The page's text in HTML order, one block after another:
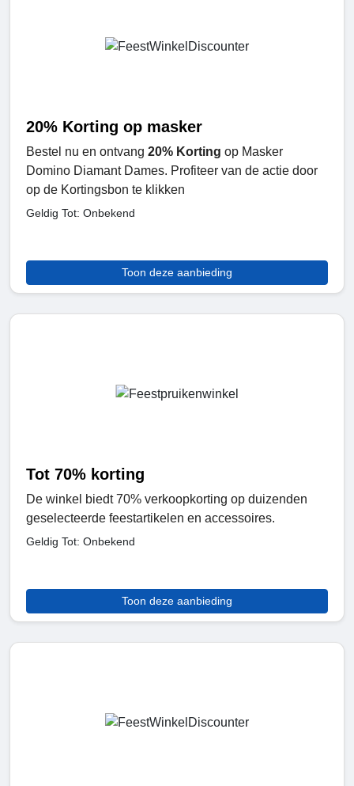
20% Korting op masker
Bestel nu en ontvang 20% Korting op Masker
Domino Diamant Dames. Profiteer van de actie door
op de Kortingsbon te klikken
Geldig Tot: Onbekend
Toon deze aanbieding
Tot 70% korting
De winkel biedt 70% verkoopkorting op duizenden
geselecteerde feestartikelen en accessoires.
Geldig Tot: Onbekend
Toon deze aanbieding